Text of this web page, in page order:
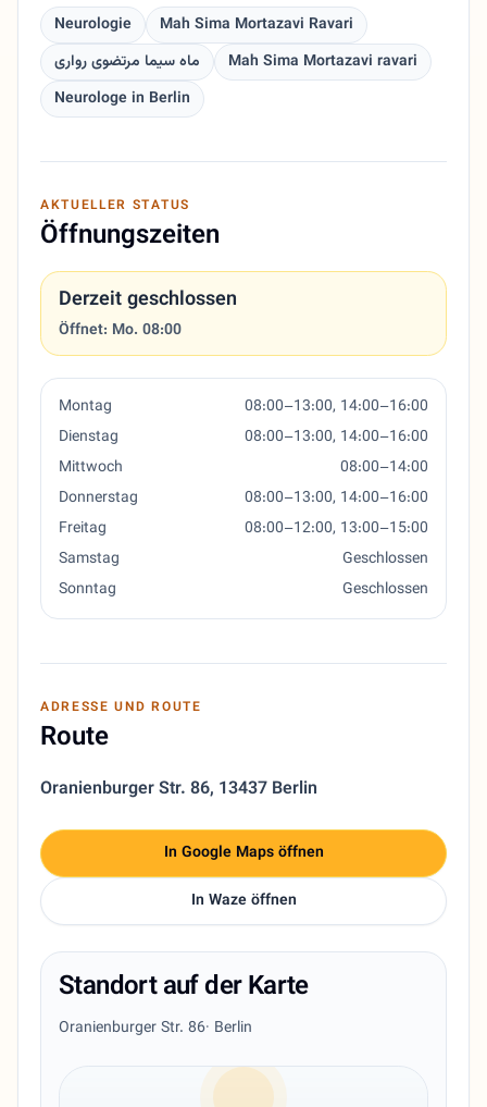
Neurologie
Mah Sima Mortazavi Ravari
ماه سیما مرتضوی رواری
Mah Sima Mortazavi ravari
Neurologe in Berlin
AKTUELLER STATUS
Öffnungszeiten
Derzeit geschlossen
Öffnet: Mo. 08:00
Montag
08:00–13:00, 14:00–16:00
Dienstag
08:00–13:00, 14:00–16:00
Mittwoch
08:00–14:00
Donnerstag
08:00–13:00, 14:00–16:00
Freitag
08:00–12:00, 13:00–15:00
Samstag
Geschlossen
Sonntag
Geschlossen
ADRESSE UND ROUTE
Route
Oranienburger Str. 86, 13437 Berlin
In Google Maps öffnen
In Waze öffnen
Standort auf der Karte
Oranienburger Str. 86· Berlin